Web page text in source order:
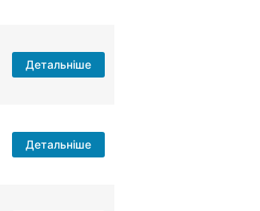
Детальніше
Детальніше